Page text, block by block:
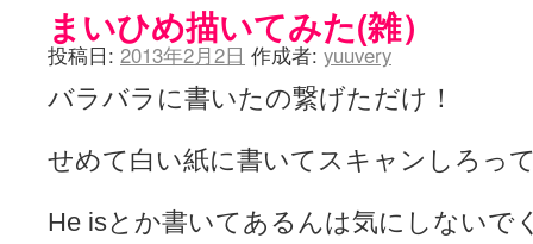
まいひめ描いてみた(雑）
投稿日: 2013年2月2日 作成者: yuuvery
バラバラに書いたの繋げただけ！
せめて白い紙に書いてスキャンしろっ
He isとか書いてあるんは気にしないで